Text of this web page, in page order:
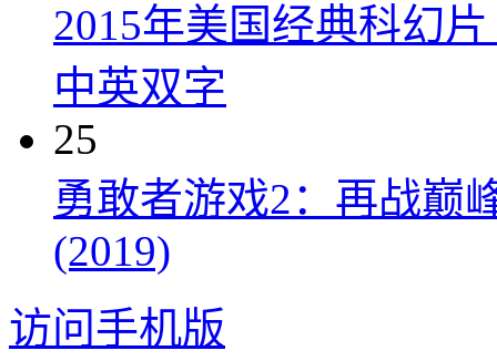
2015年美国经典科幻
中英双字
25
勇敢者游戏2：再战巅
(2019)
访问手机版